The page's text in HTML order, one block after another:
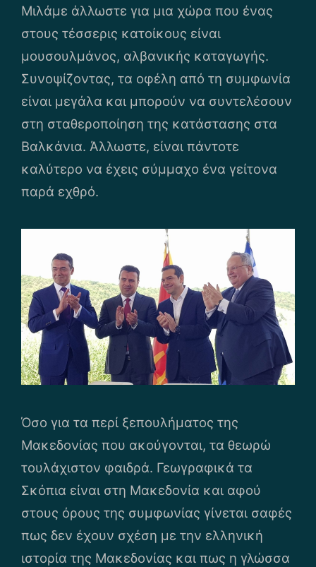
Μιλάμε άλλωστε για μια χώρα που ένας
στους τέσσερις κατοίκους είναι
μουσουλμάνος, αλβανικής καταγωγής.
Συνοψίζοντας, τα οφέλη από τη συμφωνία
είναι μεγάλα και μπορούν να συντελέσουν
στη σταθεροποίηση της κατάστασης στα
Βαλκάνια. Άλλωστε, είναι πάντοτε
καλύτερο να έχεις σύμμαχο ένα γείτονα
παρά εχθρό.
Όσο για τα περί ξεπουλήματος της
Μακεδονίας που ακούγονται, τα θεωρώ
τουλάχιστον φαιδρά. Γεωγραφικά τα
Σκόπια είναι στη Μακεδονία και αφού
στους όρους της συμφωνίας γίνεται σαφές
πως δεν έχουν σχέση με την ελληνική
ιστορία της Μακεδονίας και πως η γλώσσα